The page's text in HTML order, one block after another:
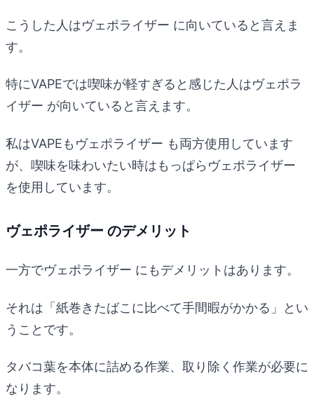
こうした人はヴェポライザー に向いていると言えま
す。
特にVAPEでは喫味が軽すぎると感じた人はヴェポラ
イザー が向いていると言えます。
私はVAPEもヴェポライザー も両方使用しています
が、喫味を味わいたい時はもっぱらヴェポライザー
を使用しています。
ヴェポライザー のデメリット
一方でヴェポライザー にもデメリットはあります。
それは「紙巻きたばこに比べて手間暇がかかる」とい
うことです。
タバコ葉を本体に詰める作業、取り除く作業が必要に
なります。